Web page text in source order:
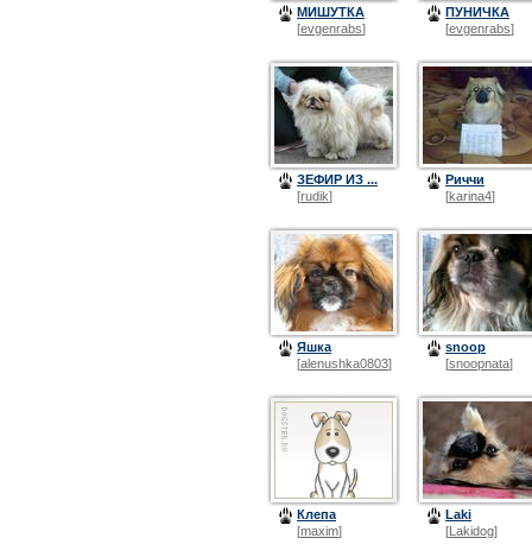
МИШУТКА
[evgenrabs]
ПУНИЧКА
[evgenrabs]
ЗЕФИР ИЗ ...
[rudik]
Риччи
[karina4]
Яшка
[alenushka0803]
snoop
[snoopnata]
Клепа
[maxim]
Laki
[Lakidog]